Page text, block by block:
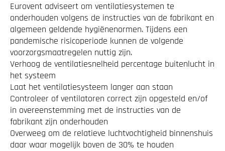
Eurovent adviseert om ventilatiesystemen te
onderhouden volgens de instructies van de fabrikant en
algemeen geldende hygiënenormen. Tijdens een
pandemische risicoperiode kunnen de volgende
voorzorgsmaatregelen nuttig zijn.
Verhoog de ventilatiesnelheid percentage buitenlucht in
het systeem
Laat het ventilatiesysteem langer aan staan
Controleer of ventilatoren correct zijn opgesteld en/of
in overeenstemming met de instructies van de
fabrikant zijn onderhouden
Overweeg om de relatieve luchtvochtigheid binnenshuis
daar waar mogelijk boven de 30% te houden